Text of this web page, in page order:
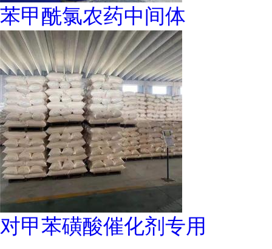
苯甲酰氯农药中间体
对甲苯磺酸催化剂专用